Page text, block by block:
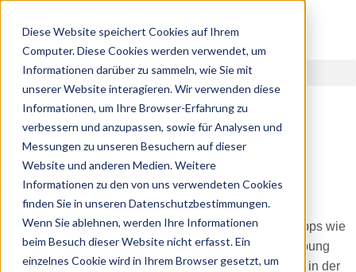
Diese Website speichert Cookies auf Ihrem
Computer. Diese Cookies werden verwendet, um
Informationen darüber zu sammeln, wie Sie mit
unserer Website interagieren. Wir verwenden diese
Informationen, um Ihre Browser-Erfahrung zu
verbessern und anzupassen, sowie für Analysen und
Messungen zu unseren Besuchern auf dieser
Website und anderen Medien. Weitere
Informationen zu den von uns verwendeten Cookies
finden Sie in unseren Datenschutzbestimmungen.
Wenn Sie ablehnen, werden Ihre Informationen
beim Besuch dieser Website nicht erfasst. Ein
einzelnes Cookie wird in Ihrem Browser gesetzt, um
21.07.2025
Ursachen und Hilfe bei
Einschlafproblemen